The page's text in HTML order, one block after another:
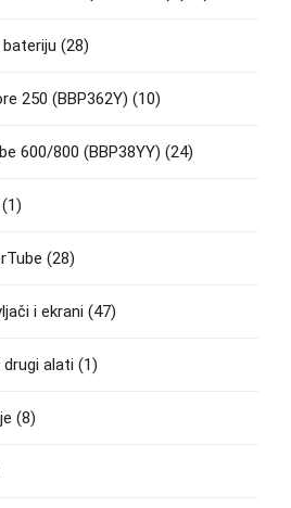
(28)
250 (BBP362Y) (10)
600/800 (BBP38YY) (24)
(1)
(28)
i ekrani (47)
alati (1)
(8)